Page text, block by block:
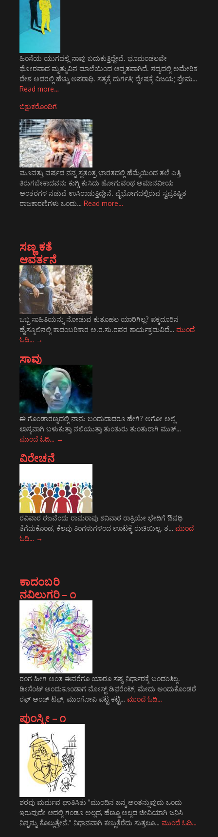
ಹಿಂಸೆಯ ಯುಗದಲ್ಲಿ ನಾವು ಬದುಕುತ್ತಿದ್ದೇವೆ. ಭೂಮಂಡಲವೇ
ಘೋರವಾದ ಮೃತ್ಯುವಿನ ಮಾಲೆಯಿಂದ ಆವೃತವಾಗಿದೆ. ಸದ್ಯದಲ್ಲಿ ಅಮೇರಿಕ
ದೇಶ ಅದರಲ್ಲಿ ಹೆಚ್ಚು ಅಪರಾಧಿ. ಸತ್ಯಕ್ಕೆ ದುರ್ಗತಿ; ದ್ವೇಷಕ್ಕೆ ವಿಜಯ; ಪ್ರೇಮ…
Read more…
ಬಿಕ್ಷುಕರೊಂದಿಗೆ
ಮೂವತ್ತು ವರ್ಷದ ನನ್ನ ಸ್ವತಂತ್ರ ಭಾರತದಲ್ಲಿ ಹೆಮ್ಮೆಯಿಂದ ತಲೆ ಎತ್ತಿ
ತಿರುಗಬೇಕಾದವನು ಕುಗ್ಗಿ ಕುಸಿದು ಹೋಗುವಂಥ ಅಮಾನವೀಯ
ಅಂತರಗಳ ನಡುವೆ ಉಸಿರಾಡುತ್ತಿದ್ದೇನೆ. ವೈಭೋಗದಲ್ಲಿರುವ ಸ್ವಪ್ರತಿಷ್ಟಿತ
ರಾಜಕಾರಣಿಗಳು ಒಂದು… Read more…
ಸಣ್ಣ ಕತೆ
ಆವರ್ತನೆ
ಒಬ್ಬ ಸಾಹಿತಿಯನ್ನು ನೋಡುವ ಕುತೂಹಲ ಯಾರಿಗಿಲ್ಲ? ಪಕ್ಕದೂರಿನ
ಹೈಸ್ಕೂಲಿನಲ್ಲಿ ಕಾದಂಬರಿಕಾರ ಅ.ರ.ಸು.ರವರ ಕಾರ್ಯಕ್ರಮವಿದೆ… ಮುಂದೆ
ಓದಿ… →
ಸಾವು
ಈ ಗೊಂಡಾರಣ್ಯದಲ್ಲಿ ನಾನು ಬಂದುದಾದರೂ ಹೇಗೆ? ಅಗೋ ಅಲ್ಲಿ
ಲಾಸ್ಯವಾಗಿ ಬಳುಕುತ್ತಾ ನಲಿಯುತ್ತಾ ತುಂತುರು ತುಂತುರಾಗಿ ಮುತ್…
ಮುಂದೆ ಓದಿ… →
ವಿರೇಚನೆ
ರವಿವಾರ ರಜವೆಂದು ರಾಮರಾವು ಶನಿವಾರ ರಾತ್ರಿಯೇ ಭೇದಿಗೆ ಔಷಧಿ
ತೆಗೆದುಕೊಂಡ, ಕೆಲವು ತಿಂಗಳುಗಳಿಂದ ಊಟಕ್ಕೆ ರುಚಿಯಿಲ್ಲ. ತ… ಮುಂದೆ
ಓದಿ… →
ಕಾದಂಬರಿ
ನವಿಲುಗರಿ – ೧
ರಂಗ ಹೀಗ ಅಂತ ಈವರೆಗೂ ಯಾರೂ ಸಷ್ಟ ನಿರ್ಧಾರಕ್ಕೆ ಬಂದಂತಿಲ್ಲ.
ಡೀಸೆಂಟ್ ಅಂದುಕೂಂಡಾಗ ಮೋಸ್ಟ್‌ ಡಿಫರೆಂಟ್‌, ಮೇದು ಅಂದುಕೊಂಡರೆ
ರಫ್ ಅಂಡ್ ಟಫ್, ಮುಂಗೋಪಿ ಪಟ್ಟ ಕಟ್ಟಿ… ಮುಂದೆ ಓದಿ…
ಪುಂಸ್ತ್ರೀ – ೧
ಶರವು ಮರ್ಮವ ಘಾತಿಸಿತು "ಮುಂದಿನ ಜನ್ಮ ಅಂತನ್ನುವುದು ಒಂದು
ಇರುವುದೇ ಆದಲ್ಲಿ ಗಂಡೂ ಅಲ್ಲದ, ಹೆಣ್ಣೂ ಅಲ್ಲದ ಜೀವಿಯಾಗಿ ಜನಿಸಿ
ನಿನ್ನನ್ನು ಕೊಲ್ಲುತ್ತೇನೆ." ನಿಧಾನವಾಗಿ ಕಣ್ಣುತೆರೆದು ಸುತ್ತಲೂ… ಮುಂದೆ ಓದಿ…